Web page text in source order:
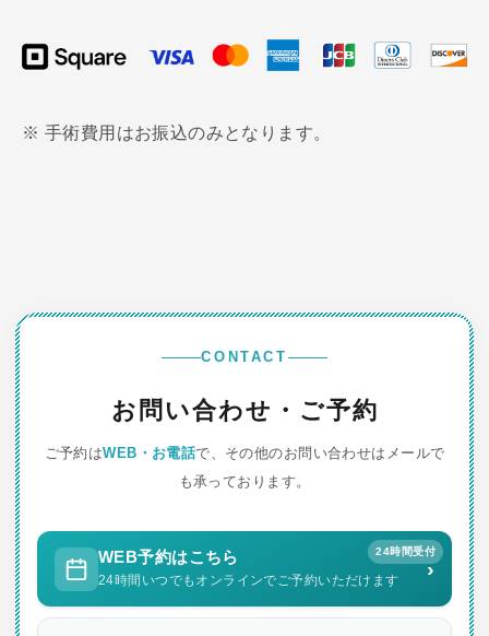
※ 手術費用はお振込のみとなります。
CONTACT
お問い合わせ・ご予約
ご予約はWEB・お電話で、その他のお問い合わせはメールで
も承っております。
24時間受付
WEB予約はこちら
24時間いつでもオンラインでご予約いただけます ›